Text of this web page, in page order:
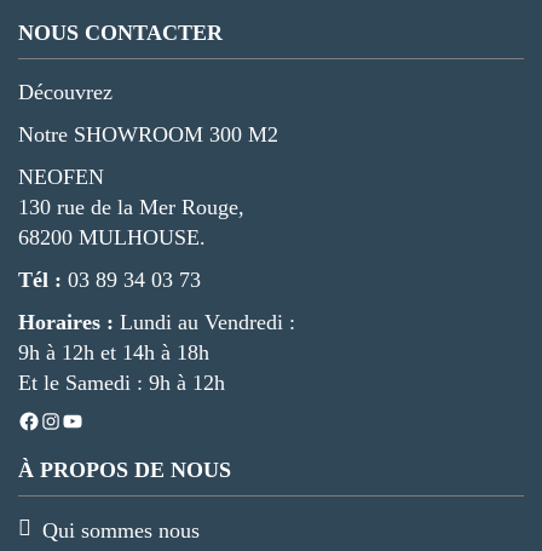
NOUS CONTACTER
Découvrez
Notre SHOWROOM 300 M2
NEOFEN
130 rue de la Mer Rouge,
68200 MULHOUSE.
Tél : 03 89 34 03 73
Horaires : Lundi au Vendredi :
9h à 12h et 14h à 18h
Et le Samedi : 9h à 12h
Facebook
Instagram
YouTube
À PROPOS DE NOUS
Qui sommes nous